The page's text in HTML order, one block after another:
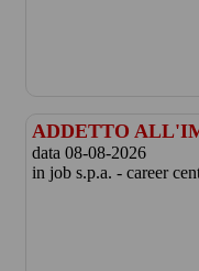
ADDETTO
data 08-08-2026
in job s.p.a. - career